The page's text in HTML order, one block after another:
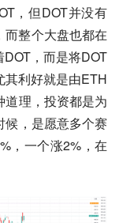
，但DOT并没有
整个大盘也都在
，而是将DOT
利好就是由ETH
道理，投资都是为
候，是愿意多个赛
，一个涨2%，在